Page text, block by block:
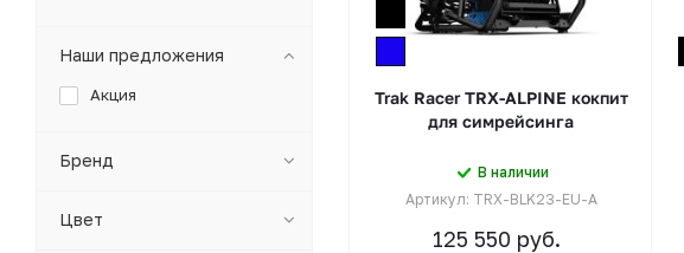
Trak Racer TRX-ALPINE кокпит
для симрейсинга
В наличии
Артикул: TRX-BLK23-EU-А
125 550 руб.
Наши предложения
Акция
Бренд
Цвет